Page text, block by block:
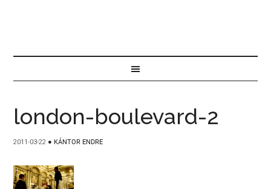
london-boulevard-2
2011-03-22 ● KÁNTOR ENDRE